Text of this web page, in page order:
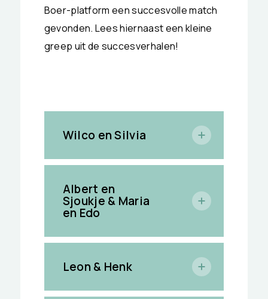
Boer-platform een succesvolle match
gevonden. Lees hiernaast een kleine
greep uit de succesverhalen!
Wilco en Silvia
Albert en
Sjoukje & Maria
en Edo
Leon & Henk